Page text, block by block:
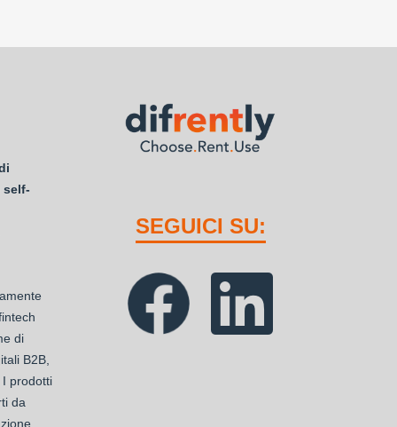
self-
fintech
di
B2B,
prodotti
da
SEGUICI SU: